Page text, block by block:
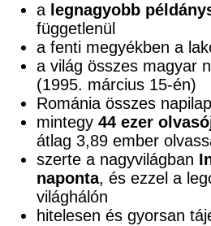
a legnagyobb
függetlenül
a fenti megyékben a
a világ összes magyar
(1995. március 15-én)
Románia összes
mintegy 44 ezer
átlag 3,89 ember
szerte a nagyvilágban
naponta, és ezzel a
világhálón
hitelesen és gyorsan